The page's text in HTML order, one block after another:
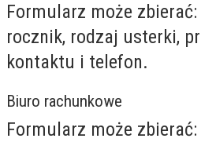
Formularz może
rocznik, rodzaj usterki,
kontaktu i telefon.
Biuro rachunkowe
Formularz może